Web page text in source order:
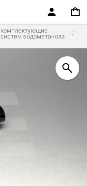
комплектующие
систем водометанола